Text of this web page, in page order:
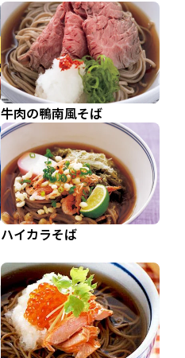
牛肉の鴨南風そば
ハイカラそば